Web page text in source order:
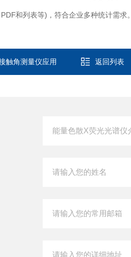
PDF和列表等) ，符合企业多种统计需求。
触角测量仪应用 返回列表